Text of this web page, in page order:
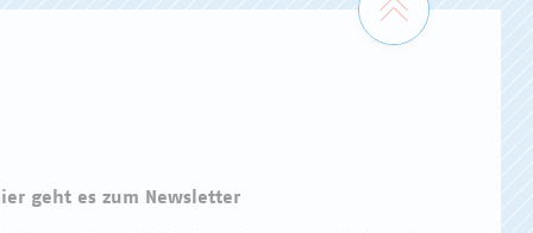
geht es zum Newsletter